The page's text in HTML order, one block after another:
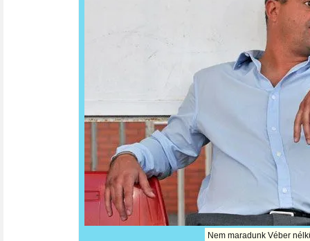
Nem maradunk Véber